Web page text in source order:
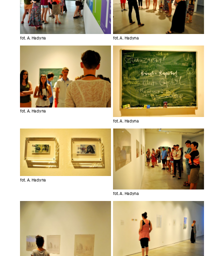
fot. A. Hadyna fot. A. Hadyna
fot. A. Hadyna
fot. A. Hadyna
fot. A. Hadyna
fot. A. Hadyna